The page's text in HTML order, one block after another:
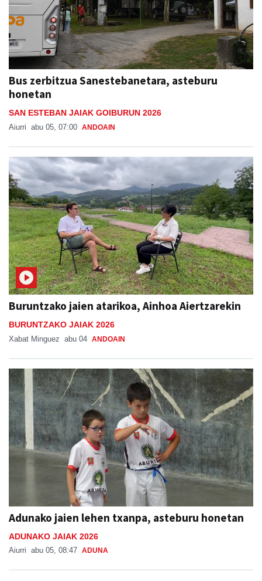
Bus zerbitzua Sanestebanetara, asteburu
honetan
SAN ESTEBAN JAIAK GOIBURUN 2026
Aiurri abu 05, 07:00 ANDOAIN
Buruntzako jaien atarikoa, Ainhoa Aiertzarekin
BURUNTZAKO JAIAK 2026
Xabat Minguez abu 04 ANDOAIN
Adunako jaien lehen txanpa, asteburu honetan
ADUNAKO JAIAK 2026
Aiurri abu 05, 08:47 ADUNA